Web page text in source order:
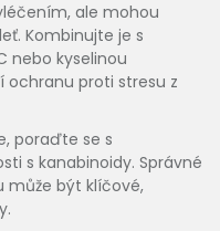
ale mohou
Kombinujte je s
nebo kyselinou
ochranu proti stresu z
poraďte se s
s kanabinoidy. Správné
může být klíčové,